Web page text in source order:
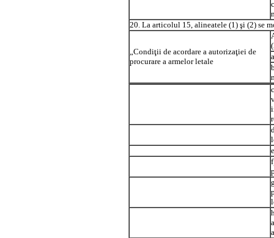
20. La articolul 15, alineatele (1) şi (2) se
„Condiţii de acordare a autorizaţiei de
procurare a armelor letale